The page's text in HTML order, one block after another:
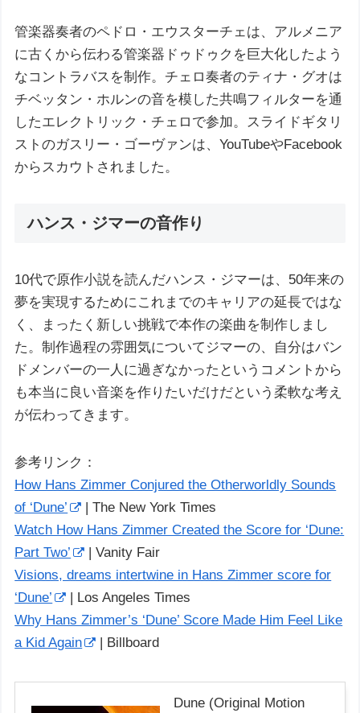
管楽器奏者のペドロ・エウスターチェは、アルメニア
に古くから伝わる管楽器ドゥドゥクを巨大化したよう
なコントラバスを制作。チェロ奏者のティナ・グオは
チベッタン・ホルンの音を模した共鳴フィルターを通
したエレクトリック・チェロで参加。スライドギタリ
ストのガスリー・ゴーヴァンは、YouTubeやFacebook
からスカウトされました。
ハンス・ジマーの音作り
10代で原作小説を読んだハンス・ジマーは、50年来の
夢を実現するためにこれまでのキャリアの延長ではな
く、まったく新しい挑戦で本作の楽曲を制作しまし
た。制作過程の雰囲気についてジマーの、自分はバン
ドメンバーの一人に過ぎなかったというコメントから
も本当に良い音楽を作りたいだけだという柔軟な考え
が伝わってきます。
参考リンク：
How Hans Zimmer Conjured the Otherworldly Sounds
of ‘Dune’
| The New York Times
Watch How Hans Zimmer Created the Score for ‘Dune:
Part Two’
| Vanity Fair
Visions, dreams intertwine in Hans Zimmer score for
‘Dune’
| Los Angeles Times
Why Hans Zimmer’s ‘Dune’ Score Made Him Feel Like
a Kid Again
| Billboard
Dune (Original Motion